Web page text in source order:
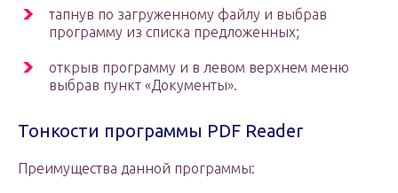
тапнув по загруженному файлу и выбрав
программу из списка предложенных;
открыв программу и в левом верхнем меню
выбрав пункт «Документы».
Тонкости программы PDF Reader
Преимущества данной программы: